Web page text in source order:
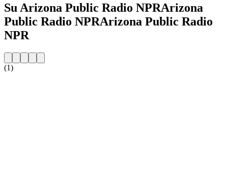
Su Arizona Public Radio NPRArizona
Public Radio NPRArizona Public Radio
NPR
(1)